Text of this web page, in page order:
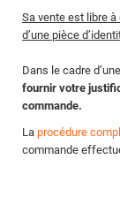
Sa vente est libre
d’une pièce
Dans le cadre
fournir votre
commande.
La procédure
commande